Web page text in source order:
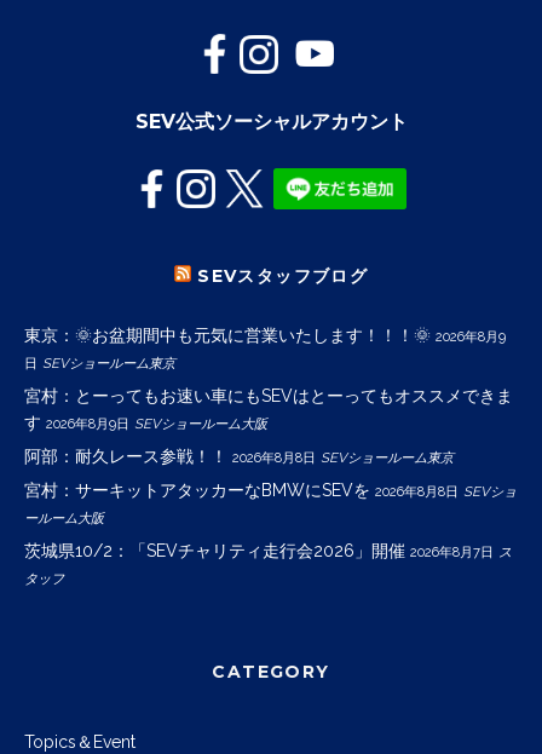
SEV公式ソーシャルアカウント
SEVスタッフブログ
東京：🌞お盆期間中も元気に営業いたします！！！🌞 2026年8月9
日 SEVショールーム東京
宮村：とーってもお速い車にもSEVはとーってもオススメできま
す 2026年8月9日 SEVショールーム大阪
阿部：耐久レース参戦！！ 2026年8月8日 SEVショールーム東京
宮村：サーキットアタッカーなBMWにSEVを 2026年8月8日 SEVショ
ールーム大阪
茨城県10/2：「SEVチャリティ走行会2026」開催 2026年8月7日 ス
タッフ
CATEGORY
Topics＆Event